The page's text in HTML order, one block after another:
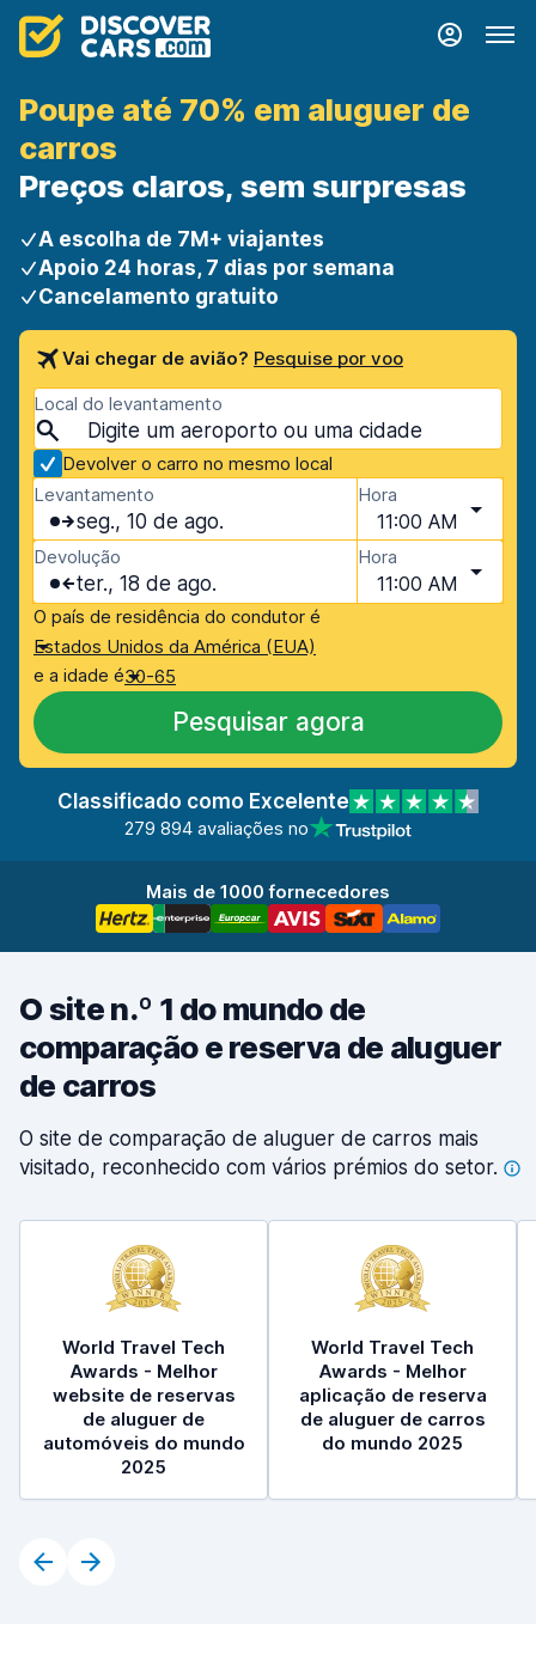
Poupe até 70% em aluguer de
carros
Preços claros, sem surpresas
A escolha de 7M+ viajantes
Apoio 24 horas, 7 dias por semana
Cancelamento gratuito
Vai chegar de avião? Pesquise por voo
Local do levantamento
Devolver o carro no mesmo local
Levantamento
seg., 10 de ago.
Hora
11:00 AM
Devolução
ter., 18 de ago.
Hora
11:00 AM
O país de residência do condutor é
Estados Unidos da América (EUA)
e a idade é30-65
Pesquisar agora
Classificado como Excelente
279 894 avaliações no
Mais de 1000 fornecedores
O site n.º 1 do mundo de
comparação e reserva de aluguer
de carros
O site de comparação de aluguer de carros mais
visitado, reconhecido com vários prémios do setor.
World Travel Tech
Awards - Melhor
website de reservas
de aluguer de
automóveis do mundo
2025
World Travel Tech
Awards - Melhor
aplicação de reserva
de aluguer de carros
do mundo 2025